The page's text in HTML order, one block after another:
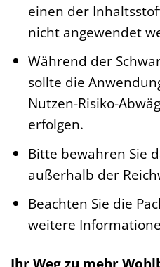
einen der
nicht angewendet
Während der
sollte die
Nutzen-Risiko-
erfolgen.
Bitte bewahren Sie
außerhalb der
Beachten Sie die
weitere